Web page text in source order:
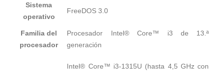
Sistema
operativo
FreeDOS 3.0
Familia del
procesador
Procesador Intel® Core™ i3 de 13.ª
generación
Intel® Core™ i3-1315U (hasta 4,5 GHz con